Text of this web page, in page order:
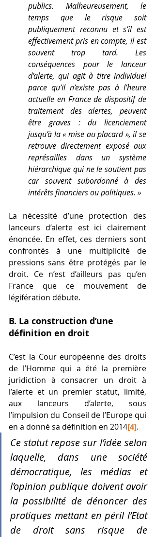
publics. Malheureusement, le
temps que le risque soit
publiquement reconnu et s’il est
effectivement pris en compte, il est
souvent trop tard. Les
conséquences pour le lanceur
d’alerte, qui agit à titre individuel
parce qu’il n’existe pas à l’heure
actuelle en France de dispositif de
traitement des alertes, peuvent
être graves : du licenciement
jusqu’à la « mise au placard », il se
retrouve directement exposé aux
représailles dans un système
hiérarchique qui ne le soutient pas
car souvent subordonné à des
intérêts financiers ou politiques. »
La nécessité d’une protection des
lanceurs d’alerte est ici clairement
énoncée. En effet, ces derniers sont
confrontés à une multiplicité de
pressions sans être protégés par le
droit. Ce n’est d’ailleurs pas qu’en
France que ce mouvement de
légifération débute.
B. La construction d’une
définition en droit
C’est la Cour européenne des droits
de l’Homme qui a été la première
juridiction à consacrer un droit à
l’alerte et un premier statut, limité,
aux lanceurs d’alerte, sous
l’impulsion du Conseil de l’Europe qui
en a donné sa définition en 2014[4].
Ce statut repose sur l’idée selon
laquelle, dans une société
démocratique, les médias et
l’opinion publique doivent avoir
la possibilité de dénoncer des
pratiques mettant en péril l’Etat
de droit sans risque de